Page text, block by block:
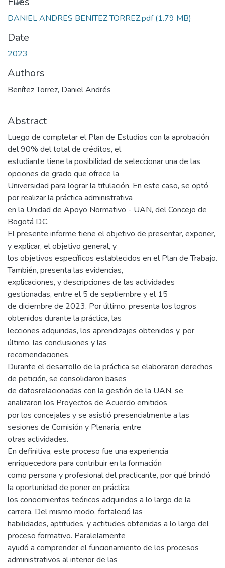
DANIEL ANDRES BENITEZ TORREZ.pdf(1.79 MB)
Date
2023
Authors
Benítez Torrez, Daniel Andrés
Abstract
Luego de completar el Plan de Estudios con la aprobación
del 90% del total de créditos, el
estudiante tiene la posibilidad de seleccionar una de las
opciones de grado que ofrece la
Universidad para lograr la titulación. En este caso, se optó
por realizar la práctica administrativa
en la Unidad de Apoyo Normativo - UAN, del Concejo de
Bogotá D.C.
El presente informe tiene el objetivo de presentar, exponer,
y explicar, el objetivo general, y
los objetivos específicos establecidos en el Plan de Trabajo.
También, presenta las evidencias,
explicaciones, y descripciones de las actividades
gestionadas, entre el 5 de septiembre y el 15
de diciembre de 2023. Por último, presenta los logros
obtenidos durante la práctica, las
lecciones adquiridas, los aprendizajes obtenidos y, por
último, las conclusiones y las
recomendaciones.
Durante el desarrollo de la práctica se elaboraron derechos
de petición, se consolidaron bases
de datosrelacionadas con la gestión de la UAN, se
analizaron los Proyectos de Acuerdo emitidos
por los concejales y se asistió presencialmente a las
sesiones de Comisión y Plenaria, entre
otras actividades.
En definitiva, este proceso fue una experiencia
enriquecedora para contribuir en la formación
como persona y profesional del practicante, por qué brindó
la oportunidad de poner en práctica
los conocimientos teóricos adquiridos a lo largo de la
carrera. Del mismo modo, fortaleció las
habilidades, aptitudes, y actitudes obtenidas a lo largo del
proceso formativo. Paralelamente
ayudó a comprender el funcionamiento de los procesos
administrativos al interior de las